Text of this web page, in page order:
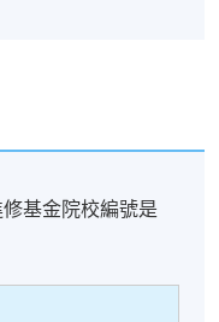
基金院校編號是